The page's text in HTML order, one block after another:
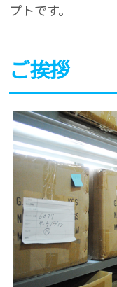
プトです。
ご挨拶